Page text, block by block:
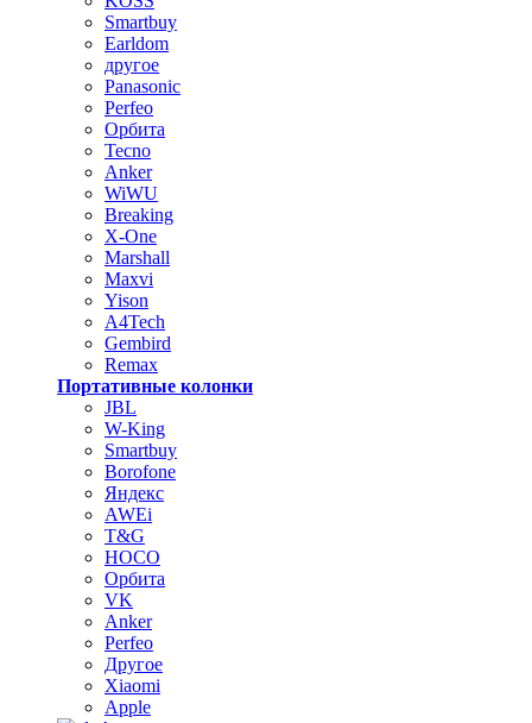
Smartbuy
Earldom
другое
Panasonic
Perfeo
Орбита
Tecno
Anker
WiWU
Breaking
X-One
Marshall
Maxvi
Yison
A4Tech
Gembird
Remax
Портативные колонки
JBL
W-King
Smartbuy
Borofone
Яндекс
AWEi
T&G
HOCO
Орбита
VK
Anker
Perfeo
Другое
Xiaomi
Apple